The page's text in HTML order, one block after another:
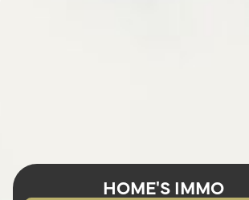
HOME'S IMMO